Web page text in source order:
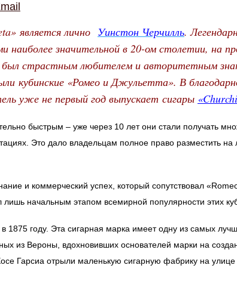
является лично Уинстон Черчилль.
наиболее значительной в 20-ом столетии, на
был страстным любителем и авторитетным
кубинские «Ромео и Джульетта». В
уже не первый год выпускает сигары
быстрым – уже через 10 лет они стали получать
Это дало владельцам полное право разместить на
и коммерческий успех, который сопутствовал
начальным этапом всемирной популярности этих
1875 году. Эта сигарная марка имеет одну из самых
из Вероны, вдохновивших основателей марки на
Гарсиа отрыли маленькую сигарную фабрику на